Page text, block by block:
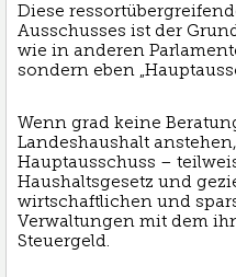
Diese
Ausschusses ist der
wie in anderen
sondern eben
Wenn grad keine
Landeshaushalt
Hauptausschuss –
Haushaltsgesetz und
wirtschaftlichen und
Verwaltungen mit dem
Steuergeld.